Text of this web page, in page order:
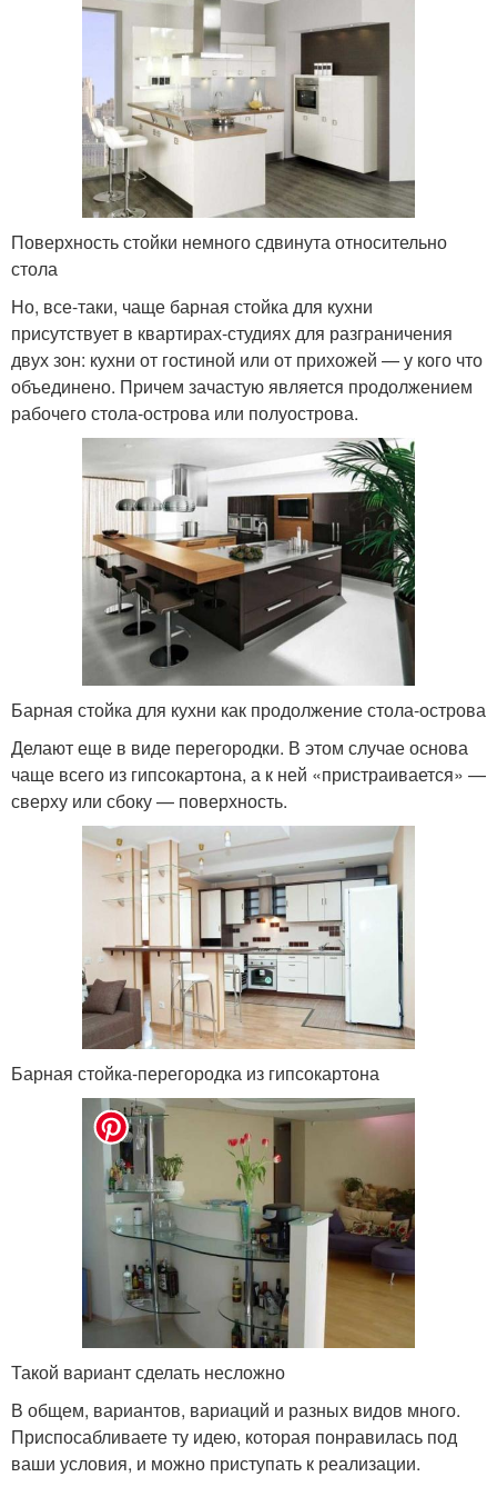
Поверхность стойки немного сдвинута относительно
стола
Но, все-таки, чаще барная стойка для кухни
присутствует в квартирах-студиях для разграничения
двух зон: кухни от гостиной или от прихожей — у кого что
объединено. Причем зачастую является продолжением
рабочего стола-острова или полуострова.
Барная стойка для кухни как продолжение стола-острова
Делают еще в виде перегородки. В этом случае основа
чаще всего из гипсокартона, а к ней «пристраивается» —
сверху или сбоку — поверхность.
Барная стойка-перегородка из гипсокартона
Такой вариант сделать несложно
В общем, вариантов, вариаций и разных видов много.
Приспосабливаете ту идею, которая понравилась под
ваши условия, и можно приступать к реализации.